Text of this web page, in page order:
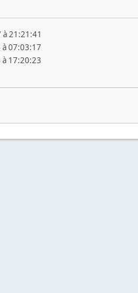
à 21:21:41
07:03:17
17:20:23